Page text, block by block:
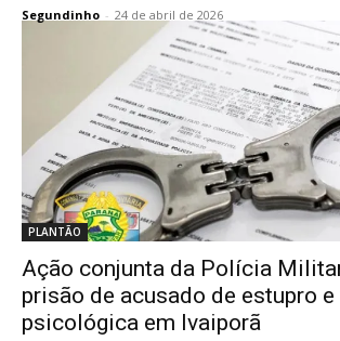
Segundinho - 24 de abril de 2026
PLANTÃO
Ação conjunta da Polícia
prisão de acusado de estupro
psicológica em Ivaiporã